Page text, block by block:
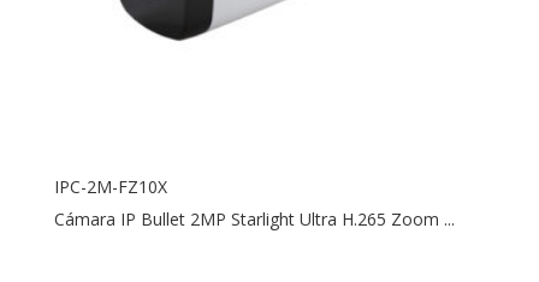
IPC-2M-FZ10X
Cámara IP Bullet 2MP Starlight Ultra H.265 Zoom ...